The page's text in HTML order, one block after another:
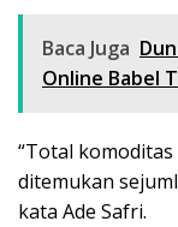
Baca Juga
Online Babel
“Total
ditemukan
kata Ade Safri.